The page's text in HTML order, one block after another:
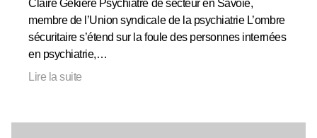
Claire Gekiere Psychiatre de secteur en Savoie,
membre de l’Union syndicale de la psychiatrie L’ombre
sécuritaire s’étend sur la foule des personnes internées
en psychiatrie,…
Lire la suite